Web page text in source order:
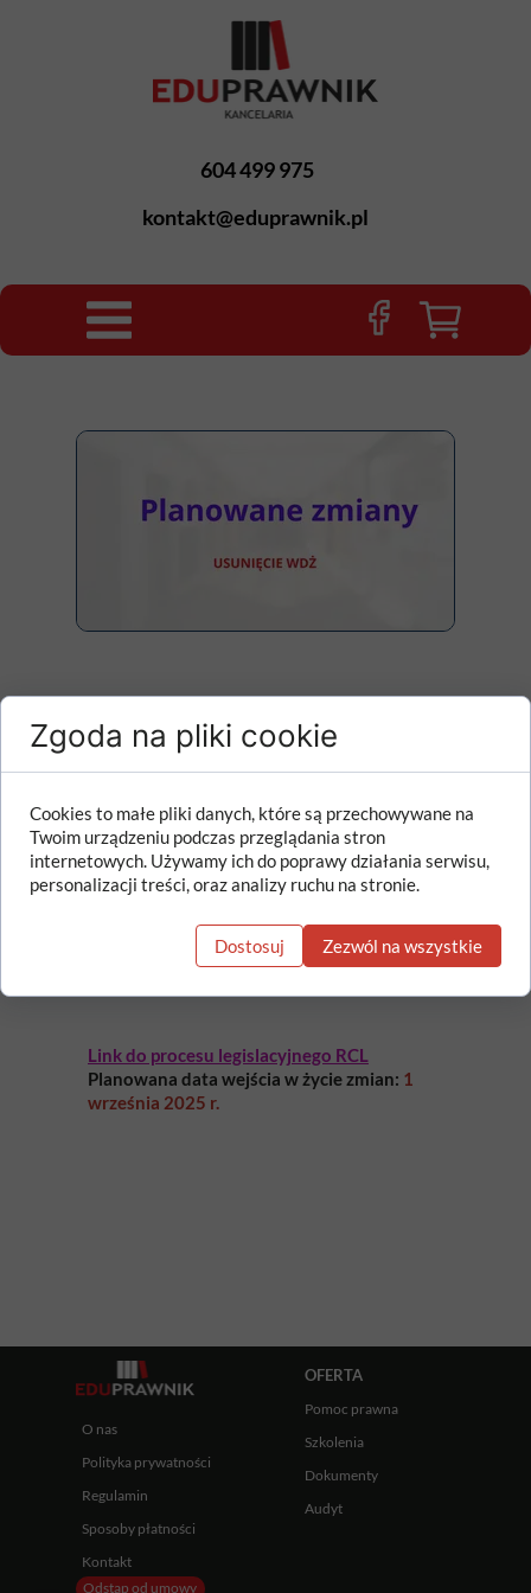
Edukacji w sprawie sposobu nauczania
szkolnego oraz zakresu treści
seksualnym człowieka, o zasadach
świadomego i odpowiedzialnego
rodzicielstwa, o wartości rodziny, życia
w fazie prenatalnej oraz metodach i
zawartych w podstawie programowej
kształcenia ogólnego
Link do procesu legislacyjnego RCL
Planowana data wejścia w życie zmian: 1
września 2025 r.
604 499 975
kontakt@eduprawnik.pl
Odstąp od umowy
O nas
Polityka prywatności
Regulamin
Sposoby płatności
Kontakt
OFERTA
Pomoc prawna
Szkolenia
Dokumenty
Audyt
Zgoda na pliki cookie
Cookies to małe pliki danych, które są przechowywane na
Twoim urządzeniu podczas przeglądania stron
internetowych. Używamy ich do poprawy działania serwisu,
personalizacji treści, oraz analizy ruchu na stronie.
Dostosuj Zezwól na wszystkie